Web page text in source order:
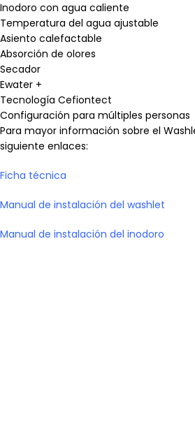
Inodoro con agua caliente
Temperatura del agua ajustable
Asiento calefactable
Absorción de olores
Secador
Ewater +
Tecnología Cefiontect
Configuración para múltiples personas
Para mayor información sobre el
siguiente enlaces:
Ficha técnica
Manual de instalación del washlet
Manual de instalación del inodoro